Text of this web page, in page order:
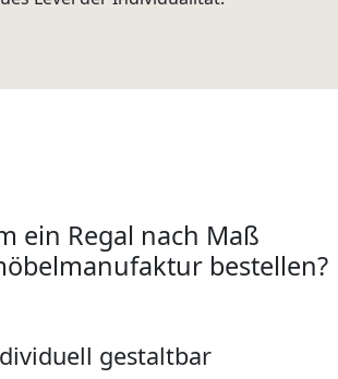
ein Regal nach Maß
bestellen?
gestaltbar